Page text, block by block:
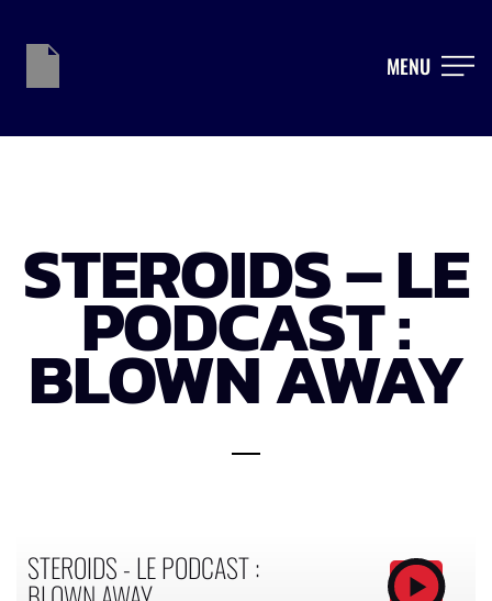
MENU
STEROIDS – LE
PODCAST :
BLOWN AWAY
STEROIDS - LE PODCAST :